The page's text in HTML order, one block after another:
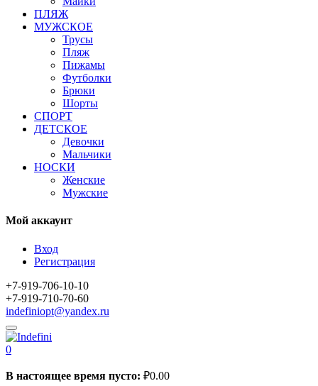
ПЛЯЖ
МУЖСКОЕ
Трусы
Пляж
Пижамы
Футболки
Брюки
Шорты
СПОРТ
ДЕТСКОЕ
Девочки
Мальчики
НОСКИ
Женские
Мужские
Мой аккаунт
Вход
Регистрация
+7-919-706-10-10
+7-919-710-70-60
indefiniopt@yandex.ru
0
В настоящее время пусто: ₽0.00